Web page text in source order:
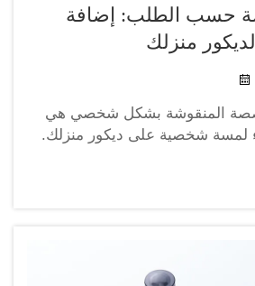
حسب الطلب: إضافة
منزلك
المنقوشة بشكل شخصي هي
لمسة شخصية على ديكور منزلك.
الرملي الطبيعي، لذا فهي
تبدو أيضًا كقطع فنية جميلة.
المفضلة لديك أو الصور أو